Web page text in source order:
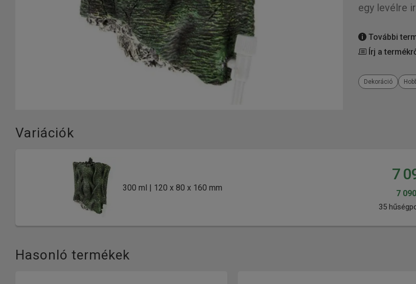
egy levélre
További
Írj a
Dekoráció
Variációk
300 ml | 120 x 80 x 160 mm
7
7 090
35
Hasonló termékek